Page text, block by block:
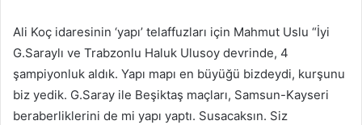
Ali Koç idaresinin ‘yapı’ telaffuzları için Mahmut Uslu “İyi
G.Saraylı ve Trabzonlu Haluk Ulusoy devrinde, 4
şampiyonluk aldık. Yapı mapı en büyüğü bizdeydi, kurşunu
biz yedik. G.Saray ile Beşiktaş maçları, Samsun-Kayseri
beraberliklerini de mi yapı yaptı. Susacaksın. Siz